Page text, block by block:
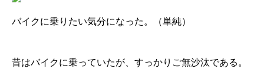
バイクに乗りたい気分になった。（単純）
昔はバイクに乗っていたが、すっかりご無沙汰である。